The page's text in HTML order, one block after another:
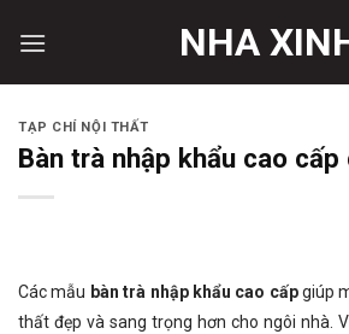
NHA
TẠP CHÍ NỘI THẤT
Bàn trà nhập khẩu cao
Các mẫu bàn trà nhập khẩu cao cấpgiúp
thất đẹp và sang trọng hơn cho ngôi nhà.